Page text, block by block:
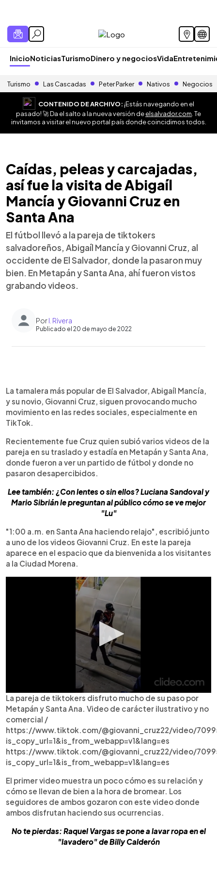
InicioNoticiasTurismoDinero y negociosVida
Turismo Las Cascadas Peter Parker Nativos Negocios
CONTENIDO DE ARCHIVO:¡Estás navegando en el
pasado! 🚀 Da el salto a la nueva versión deelsalvador.com . Te
invitamos a visitar el nuevo portal país donde coincidimos todos.
Caídas, peleas y carcajadas,
así fue la visita de Abigaíl
Mancía y Giovanni Cruz en
Santa Ana
El fútbol llevó a la pareja de tiktokers
salvadoreños, Abigaíl Mancía y Giovanni Cruz, al
occidente de El Salvador, donde la pasaron muy
bien. En Metapán y Santa Ana, ahí fueron vistos
grabando videos.
PorI. Rivera
Publicado el 20 de mayo de 2022
► Escuchar artículo
La tamalera más popular de El Salvador, Abigaíl Mancía,
y su novio, Giovanni Cruz, siguen provocando mucho
movimiento en las redes sociales, especialmente en
TikTok.
Recientemente fue Cruz quien subió varios videos de la
pareja en su traslado y estadía en Metapán y Santa Ana,
donde fueron a ver un partido de fútbol y donde no
pasaron desapercibidos.
Lee también: ¿Con lentes o sin ellos? Luciana Sandoval y
Mario Sibrián le preguntan al público cómo se ve mejor
"Lu"
"1:00 a.m. en Santa Ana haciendo relajo", escribió junto
a uno de los videos Giovanni Cruz. En este la pareja
aparece en el espacio que da bienvenida a los visitantes
a la Ciudad Morena.
La pareja de tiktokers disfruto mucho de su paso por
Metapán y Santa Ana. Video de carácter ilustrativo y no
comercial /
https://www.tiktok.com/@giovanni_cruz22/video/
is_copy_url=1&is_from_webapp=v1&lang=es
https://www.tiktok.com/@giovanni_cruz22/video/
is_copy_url=1&is_from_webapp=v1&lang=es
El primer video muestra un poco cómo es su relación y
cómo se llevan de bien a la hora de bromear. Los
seguidores de ambos gozaron con este video donde
ambos disfrutan haciendo sus ocurrencias.
No te pierdas: Raquel Vargas se pone a lavar ropa en el
"lavadero" de Billy Calderón